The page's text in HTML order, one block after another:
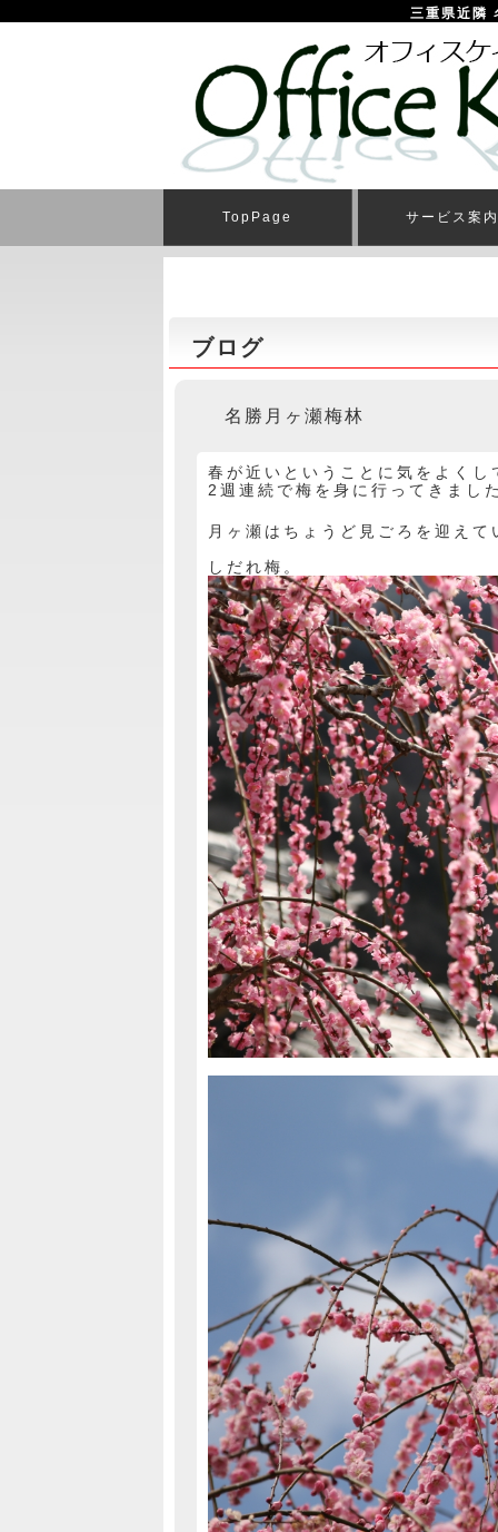
三重県近隣
TopPage サービス案内
ブログ
名勝月ヶ瀬梅林
春が近いということに気をよくし
2週連続で梅を身に行ってきまし
月ヶ瀬はちょうど見ごろを迎えて
しだれ梅。